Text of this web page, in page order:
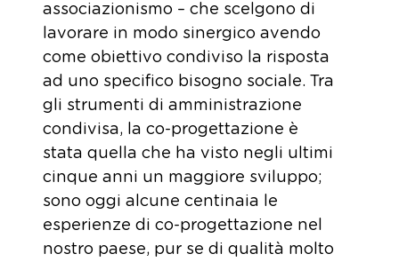
associazionismo – che scelgono di
lavorare in modo sinergico avendo
come obiettivo condiviso la risposta
ad uno specifico bisogno sociale. Tra
gli strumenti di amministrazione
condivisa, la co-progettazione è
stata quella che ha visto negli ultimi
cinque anni un maggiore sviluppo;
sono oggi alcune centinaia le
esperienze di co-progettazione nel
nostro paese, pur se di qualità molto